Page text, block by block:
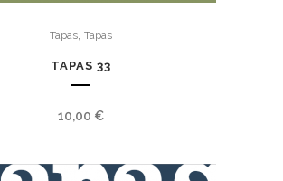
Tapas, Tapas
TAPAS 33
10,00 €